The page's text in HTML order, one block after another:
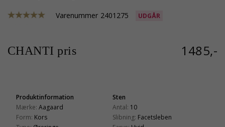
Varenummer 2401275 UDGÅR
CHANTI pris 1485,-
Produktinformation
Mærke: Aagaard
Form: Kors
Sten
Antal: 10
Slibning: Facetsleben